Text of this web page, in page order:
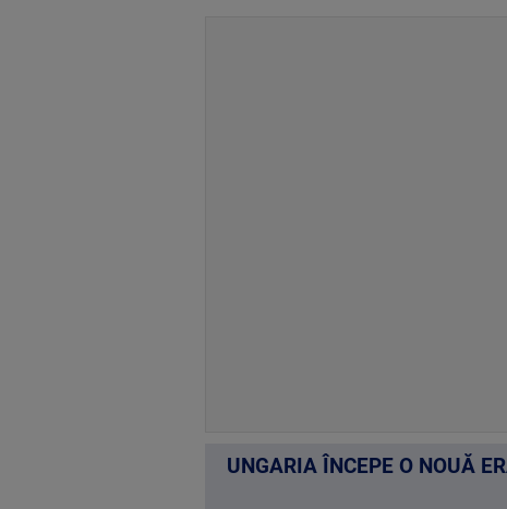
UNGARIA ÎNCEPE O NOUĂ